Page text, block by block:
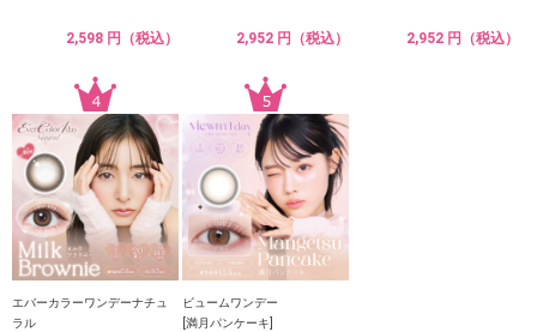
2,598 円（税込） 2,952 円（税込） 2,952 円（税込）
エバーカラーワンデーナチュ
ラル
ビュームワンデー
[満月パンケーキ]